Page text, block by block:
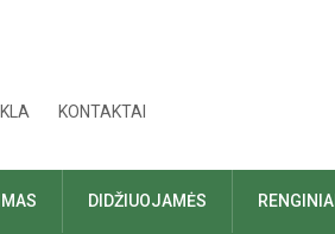
KONTAKTAI
DIDŽIUOJAMĖS RENGINIAI